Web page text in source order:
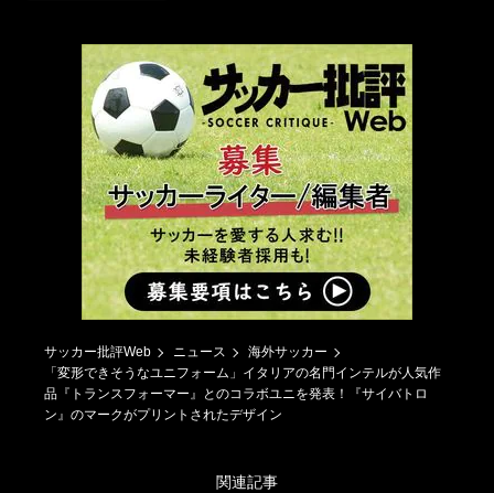
サッカー批評Web ニュース
海外サッカー
「変形できそうなユニフォーム」イタリアの名門インテルが人気作
品『トランスフォーマー』とのコラボユニを発表！『サイバトロ
ン』のマークがプリントされたデザイン
関連記事